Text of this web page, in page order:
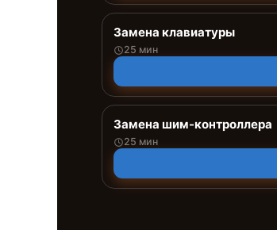
Замена клавиатуры
25 мин
Замена шим-контроллера
25 мин